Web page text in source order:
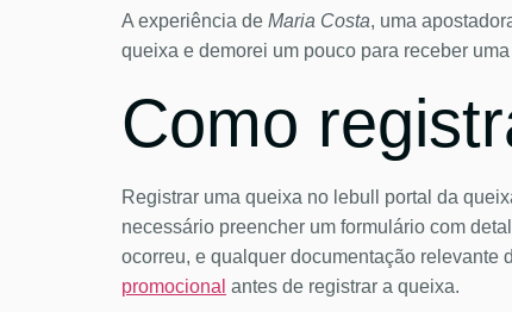
A experiência de Maria Costa, uma
queixa e demorei um pouco para receber
Como
Registrar uma queixa no lebull portal da
necessário preencher um formulário com
ocorreu, e qualquer documentação relevante
promocional antes de registrar a queixa.